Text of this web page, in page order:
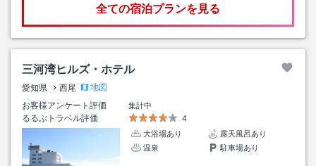
全ての宿泊プランを見る
三河湾ヒルズ・ホテル
愛知県 西尾
地図
お客様アンケート評価
集計中
るるぶトラベル評価
4
大浴場あり
露天風呂あり
温泉
駐車場あり